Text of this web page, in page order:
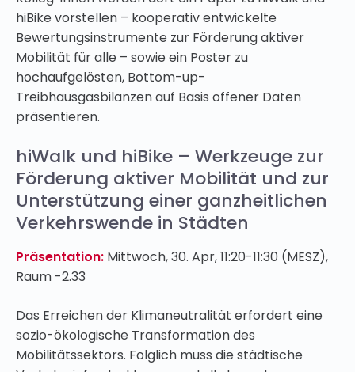
hiBike vorstellen – kooperativ entwickelte
Bewertungsinstrumente zur Förderung aktiver
Mobilität für alle – sowie ein Poster zu
hochaufgelösten, Bottom-up-
Treibhausgasbilanzen auf Basis offener Daten
präsentieren.
hiWalk und hiBike – Werkzeuge zur
Förderung aktiver Mobilität und zur
Unterstützung einer ganzheitlichen
Verkehrswende in Städten
Präsentation: Mittwoch, 30. Apr, 11:20-11:30 (MESZ),
Raum -2.33
Das Erreichen der Klimaneutralität erfordert eine
sozio-ökologische Transformation des
Mobilitätssektors. Folglich muss die städtische